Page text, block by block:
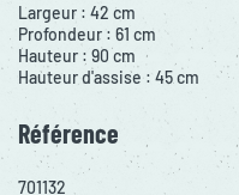
Largeur : 42 cm
Profondeur : 61 cm
Hauteur : 90 cm
Hauteur d'assise : 45 cm
Référence
701132